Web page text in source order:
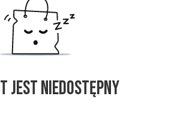
jest niedostępny